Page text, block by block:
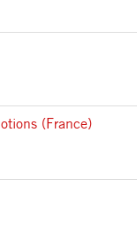
(France)